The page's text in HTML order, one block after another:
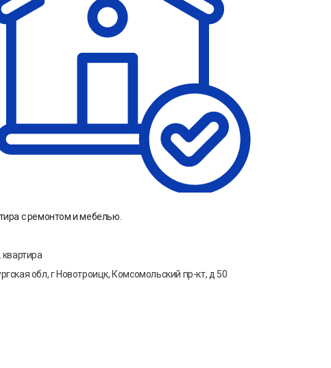
с ремонтом и мебелью.
квартира
обл, г Новотроицк, Комсомольский пр-кт, д 50